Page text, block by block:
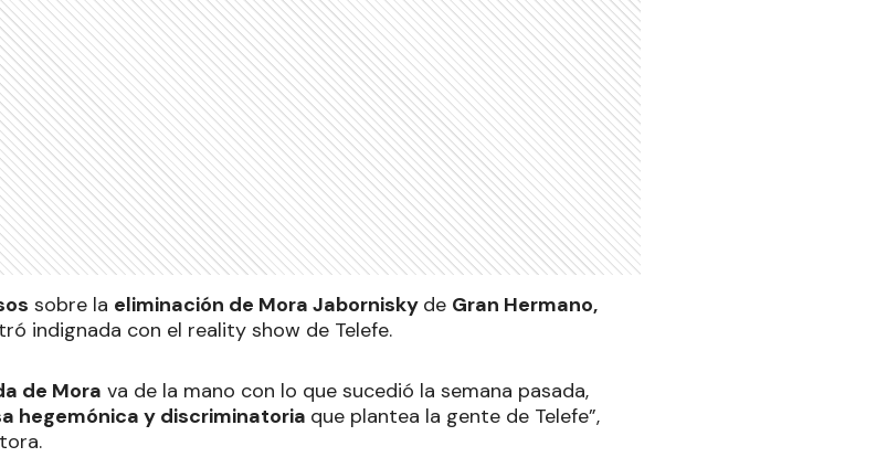
sobre la eliminación de Mora Jabornisky de Gran Hermano,
indignada con el reality show de Telefe.
de Mora va de la mano con lo que sucedió la semana pasada,
hegemónica y discriminatoria que plantea la gente de Telefe”,